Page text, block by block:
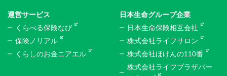
運営サービス
くらべる保険なび
保険ノリアル
くらしのお金ニアエル
日本生命グループ企業
日本生命保険相互会社
株式会社ライフサロン
株式会社ほけんの110番
株式会社ライフプラザパー